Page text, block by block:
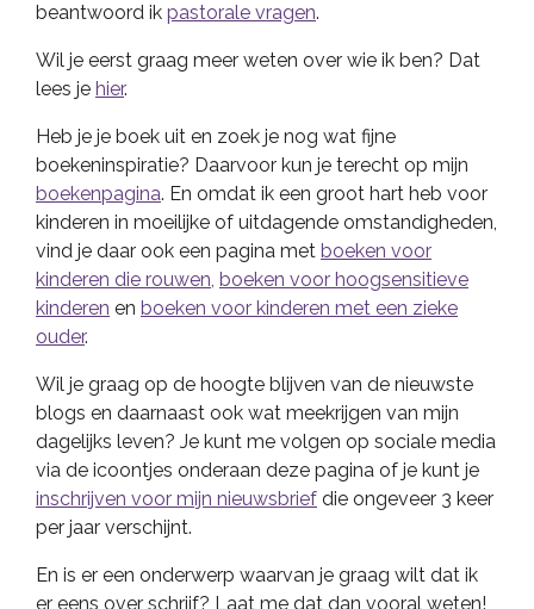
beantwoord ik pastorale vragen.
Wil je eerst graag meer weten over wie ik ben? Dat
lees je hier.
Heb je je boek uit en zoek je nog wat fijne
boekeninspiratie? Daarvoor kun je terecht op mijn
boekenpagina. En omdat ik een groot hart heb voor
kinderen in moeilijke of uitdagende omstandigheden,
vind je daar ook een pagina met boeken voor
kinderen die rouwen, boeken voor hoogsensitieve
kinderen en boeken voor kinderen met een zieke
ouder.
Wil je graag op de hoogte blijven van de nieuwste
blogs en daarnaast ook wat meekrijgen van mijn
dagelijks leven? Je kunt me volgen op sociale media
via de icoontjes onderaan deze pagina of je kunt je
inschrijven voor mijn nieuwsbrief die ongeveer 3 keer
per jaar verschijnt.
En is er een onderwerp waarvan je graag wilt dat ik
er eens over schrijf? Laat me dat dan vooral weten!